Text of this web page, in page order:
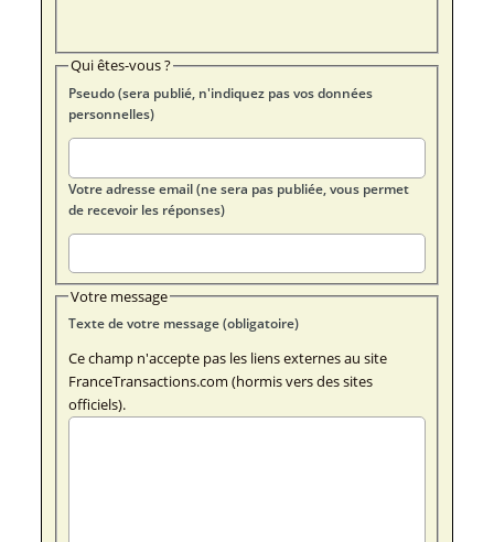
Qui êtes-vous ?
Pseudo (sera publié, n'indiquez pas vos données
personnelles)
Votre adresse email (ne sera pas publiée, vous permet
de recevoir les réponses)
Votre message
Texte de votre message (obligatoire)
Ce champ n'accepte pas les liens externes au site
FranceTransactions.com (hormis vers des sites
officiels).